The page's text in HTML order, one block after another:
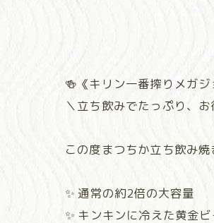
🍻《キリン一番搾りメガジ
＼立ち飲みでたっぷり、
この度まつちか立ち飲み
✨ 通常の約2倍の大容量
✨ キンキンに冷えた黄金ビ